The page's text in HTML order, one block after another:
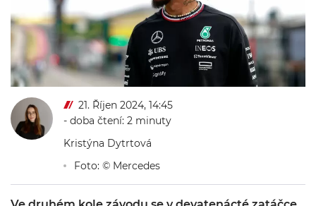
21. Říjen 2024, 14:45
- doba čtení: 2 minuty
Kristýna Dytrtová
Foto: © Mercedes